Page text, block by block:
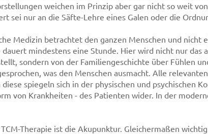
weichen im Prinzip aber gar nicht so weit
sei nur an die Säfte-Lehre eines Galen oder die
Medizin betrachtet den ganzen Menschen und nicht
dauert mindestens eine Stunde. Hier wird nicht nur das
sondern von der Familiengeschichte über Fühlen
was den Menschen ausmacht. Alle
spiegeln sich in der physischen und psychischen
von Krankheiten - des Patienten wider. In der
Therapie ist die Akupunktur. Gleichermaßen